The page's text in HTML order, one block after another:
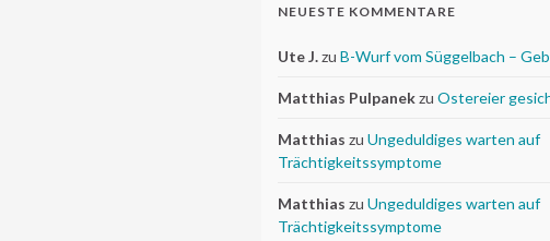
NEUESTE KOMMENTARE
Ute J.zu B-Wurf vom Süggelbach –
Matthias Pulpanekzu Ostereier
Matthias zu Ungeduldiges warten auf
Trächtigkeitssymptome
Matthias zu Ungeduldiges warten auf
Trächtigkeitssymptome